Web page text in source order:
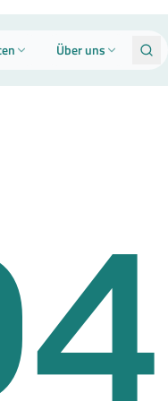
Über uns